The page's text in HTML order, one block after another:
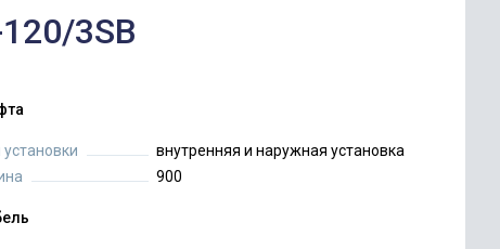
3SB
установки
внутренняя и наружная установка
900